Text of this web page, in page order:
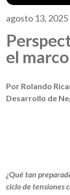
agosto 13, 2025
el
Por Rolando
Desarrollo de
¿Qué tan
ciclo de tensiones